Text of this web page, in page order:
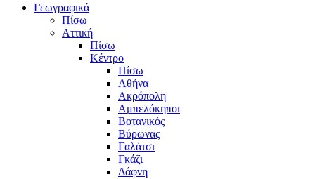
Γεωγραφικά
Πίσω
Αττική
Πίσω
Κέντρο
Πίσω
Αθήνα
Ακρόπολη
Αμπελόκηποι
Βοτανικός
Βύρωνας
Γαλάτσι
Γκάζι
Δάφνη